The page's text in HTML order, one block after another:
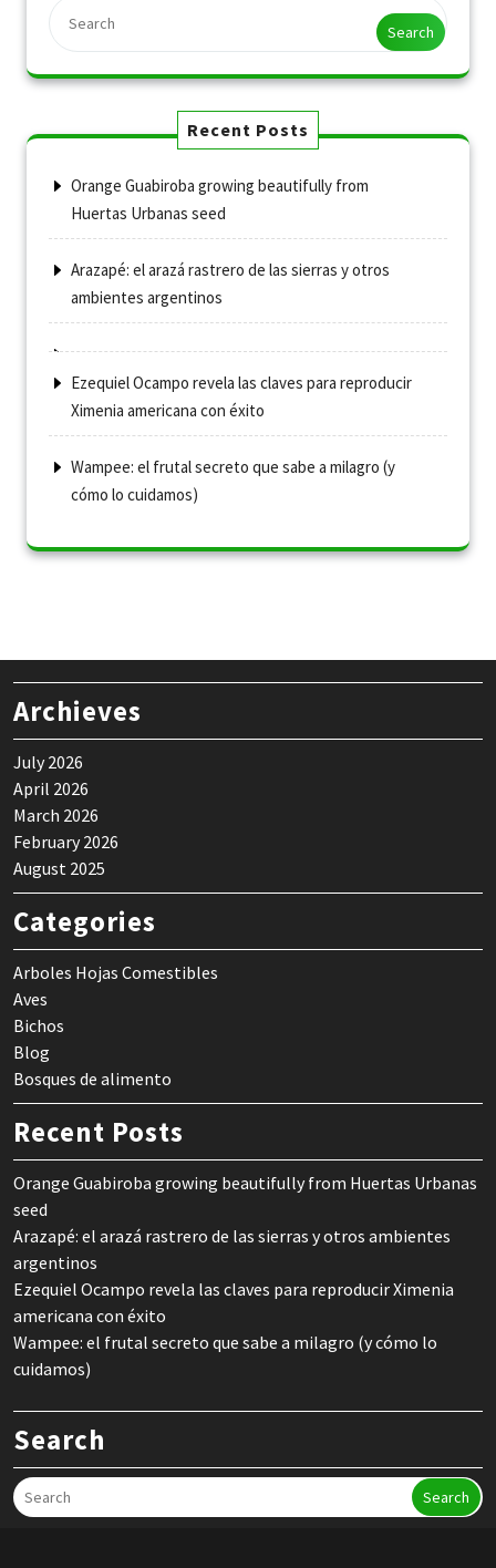
Search
Recent Posts
Orange Guabiroba growing beautifully from
Huertas Urbanas seed
Arazapé: el arazá rastrero de las sierras y otros
ambientes argentinos
Ezequiel Ocampo revela las claves para reproducir
Ximenia americana con éxito
Wampee: el frutal secreto que sabe a milagro (y
cómo lo cuidamos)
Archieves
July 2026
April 2026
March 2026
February 2026
August 2025
Categories
Arboles Hojas Comestibles
Aves
Bichos
Blog
Bosques de alimento
Recent Posts
Orange Guabiroba growing beautifully from Huertas Urbanas
seed
Arazapé: el arazá rastrero de las sierras y otros ambientes
argentinos
Ezequiel Ocampo revela las claves para reproducir Ximenia
americana con éxito
Wampee: el frutal secreto que sabe a milagro (y cómo lo
cuidamos)
Search
Search